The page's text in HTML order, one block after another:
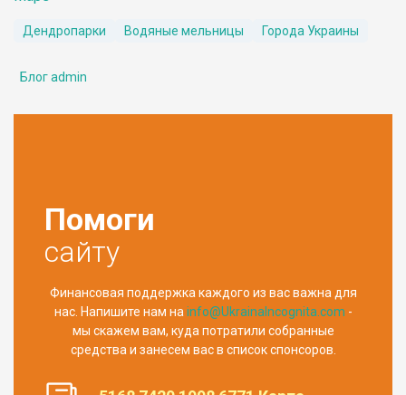
Дендропарки Водяные мельницы Города Украины
Блог admin
Помоги
сайту
Финансовая поддержка каждого из вас важна для
нас. Напишите нам на info@UkrainaIncognita.com -
мы скажем вам, куда потратили собранные
средства и занесем вас в список спонсоров.